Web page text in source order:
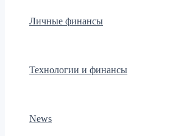
Личные финансы
Технологии и финансы
News